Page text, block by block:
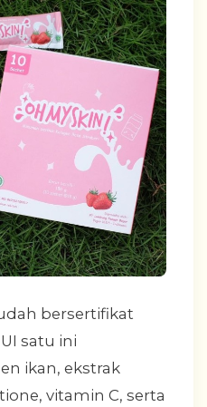
bersertifikat
satu ini
ikan, ekstrak
vitamin C, serta